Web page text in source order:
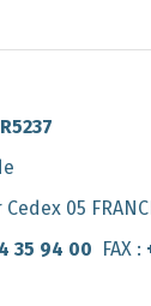
05
35 94 00 FAX :